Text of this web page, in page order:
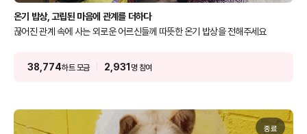
온기 밥상, 고립된 마음에 관계를 더하다
끊어진 관계 속에 사는 외로운 어르신들께 따뜻한 온기 밥상을 전해주세요
38,774하트 모금 2,931명 참여
종료